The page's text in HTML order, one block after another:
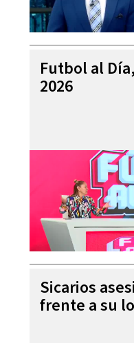
Futbol al
2026
Sicarios
frente a su